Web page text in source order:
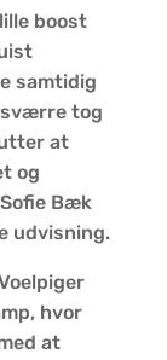
boost
samtidig
tog
at
og
Bæk
udvisning.
hvor
at